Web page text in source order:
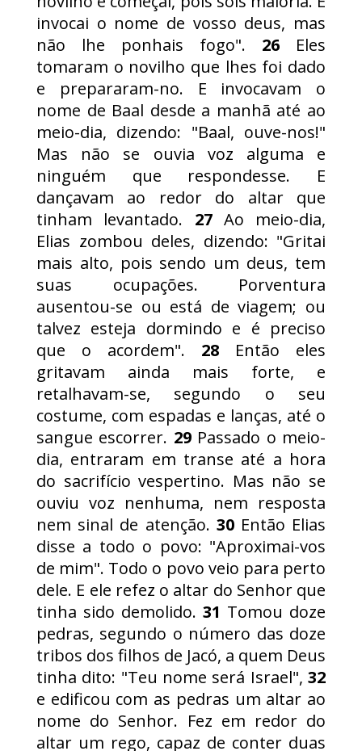
invocai o nome de vosso deus, mas
não lhe ponhais fogo". 26 Eles
tomaram o novilho que lhes foi dado
e prepararam-no. E invocavam o
nome de Baal desde a manhã até ao
meio-dia, dizendo: "Baal, ouve-nos!"
Mas não se ouvia voz alguma e
ninguém que respondesse. E
dançavam ao redor do altar que
tinham levantado. 27Ao meio-dia,
Elias zombou deles, dizendo: "Gritai
mais alto, pois sendo um deus, tem
suas ocupações. Porventura
ausentou-se ou está de viagem; ou
talvez esteja dormindo e é preciso
que o acordem". 28 Então eles
gritavam ainda mais forte, e
retalhavam-se, segundo o seu
costume, com espadas e lanças, até o
sangue escorrer. 29Passado o meio-
dia, entraram em transe até a hora
do sacrifício vespertino. Mas não se
ouviu voz nenhuma, nem resposta
nem sinal de atenção. 30Então Elias
disse a todo o povo: "Aproximai-vos
de mim". Todo o povo veio para perto
dele. E ele refez o altar do Senhor que
tinha sido demolido. 31 Tomou doze
pedras, segundo o número das doze
tribos dos filhos de Jacó, a quem Deus
tinha dito: "Teu nome será Israel", 32
e edificou com as pedras um altar ao
nome do Senhor. Fez em redor do
altar um rego, capaz de conter duas